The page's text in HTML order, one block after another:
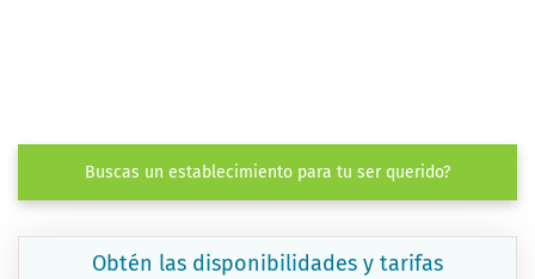
Buscas un establecimiento para tu ser querido?
Obtén las disponibilidades y tarifas